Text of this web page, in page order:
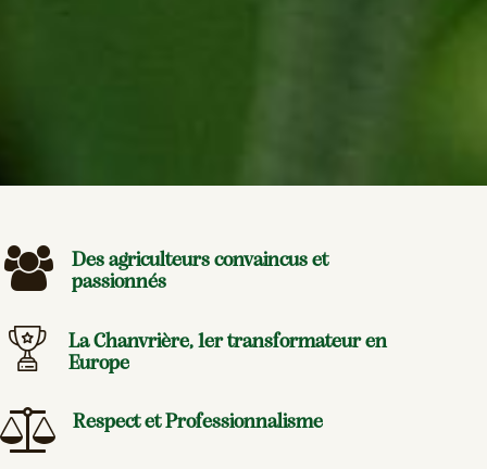
Des agriculteurs convaincus et
passionnés
La Chanvrière, 1er transformateur en
Europe
Respect et Professionnalisme